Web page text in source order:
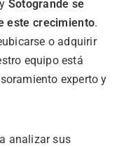
y Sotogrande se
este crecimiento.
o adquirir
equipoestá
expertoy
analizarsus